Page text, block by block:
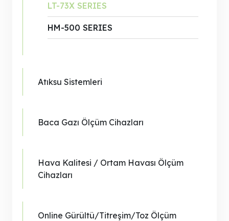
LT-73X SERIES
HM-500 SERIES
Atıksu Sistemleri
Baca Gazı Ölçüm Cihazları
Hava Kalitesi / Ortam Havası Ölçüm
Cihazları
Online Gürültü/Titreşim/Toz Ölçüm